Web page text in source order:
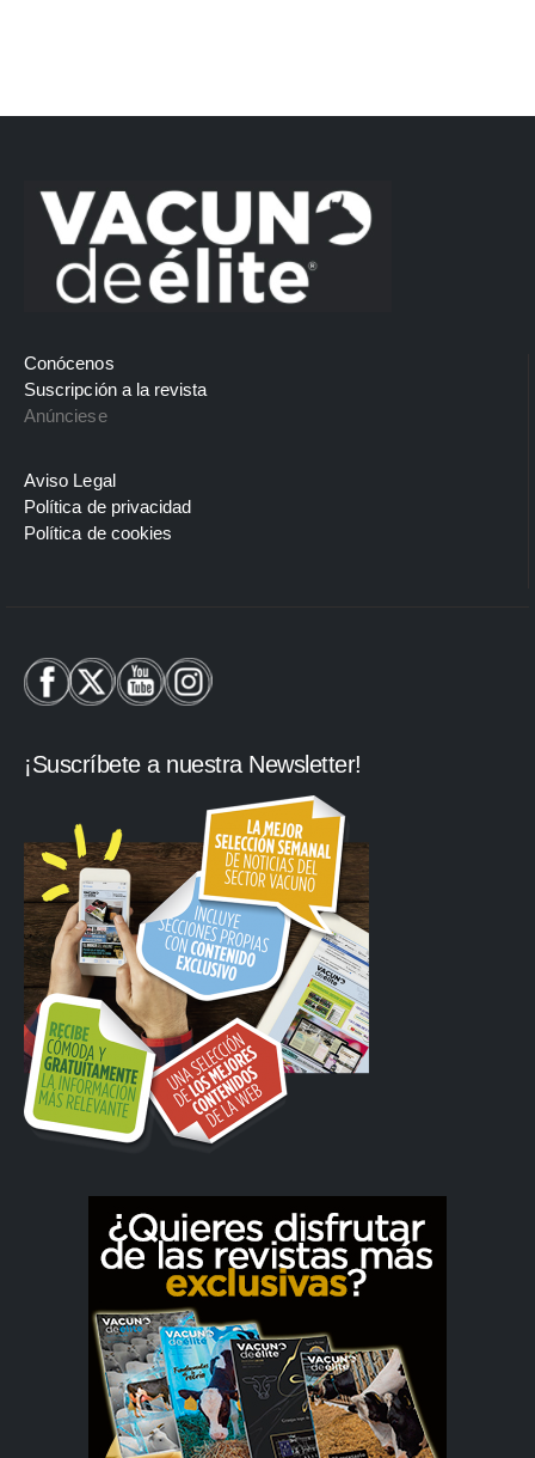
Conócenos
Suscripción a la revista
Anúnciese
Aviso Legal
Política de privacidad
Política de cookies
¡Suscríbete a nuestra Newsletter!